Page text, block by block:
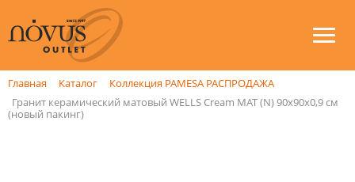
Главная Каталог
Коллекция PAMESA РАСПРОДАЖА
Гранит керамический матовый WELLS Cream MAT (N) 90x90х0,9 см
(новый пакинг)